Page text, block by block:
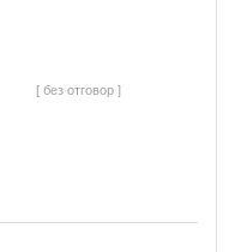
[ без отговор ]